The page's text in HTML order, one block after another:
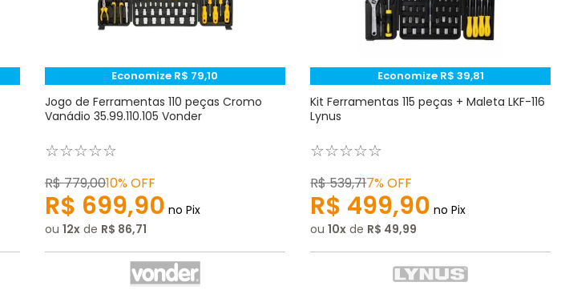
Economize R$ 79,10
Jogo de Ferramentas 110 peças Cromo
Vanádio 35.99.110.105 Vonder
☆☆☆☆☆
R$779,0010%OFF
R$ 699,90 no Pix
ou 12 de R$ 86,71
Economize R$ 39,81
Kit Ferramentas 115 peças + Maleta LKF-116
Lynus
☆☆☆☆☆
R$539,717%OFF
R$ 499,90 no Pix
ou10 de R$ 49,99